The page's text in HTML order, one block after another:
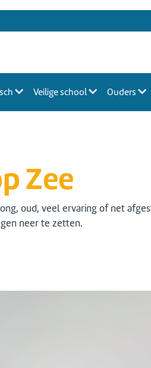
Veilige school Ouders
Zee
oud, veel ervaring of net
neer te zetten.